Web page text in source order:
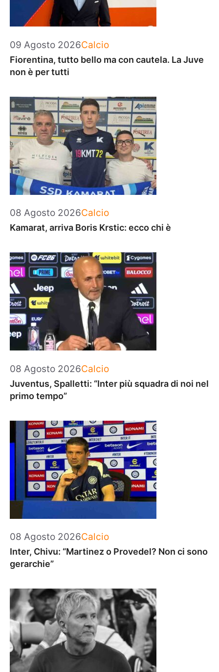
09 Agosto 2026Categorie
Calcio
Fiorentina, tutto bello ma con cautela. La Juve
non è per tutti
08 Agosto 2026Categorie
Calcio
Kamarat, arriva Boris Krstic: ecco chi è
08 Agosto 2026Categorie
Calcio
Juventus, Spalletti: “Inter più squadra di noi nel
primo tempo”
08 Agosto 2026Categorie
Calcio
Inter, Chivu: “Martinez o Provedel? Non ci sono
gerarchie”